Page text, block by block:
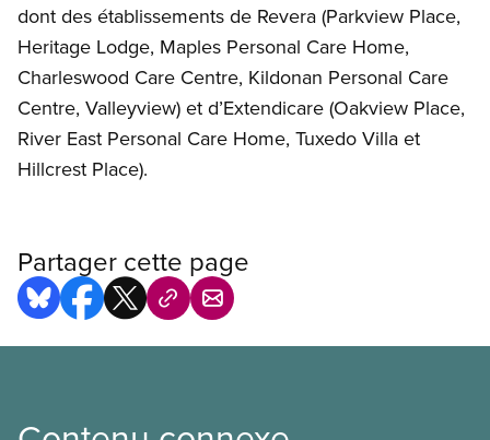
dont des établissements de Revera (Parkview Place,
Heritage Lodge, Maples Personal Care Home,
Charleswood Care Centre, Kildonan Personal Care
Centre, Valleyview) et d’Extendicare (Oakview Place,
River East Personal Care Home, Tuxedo Villa et
Hillcrest Place).
Partager cette page